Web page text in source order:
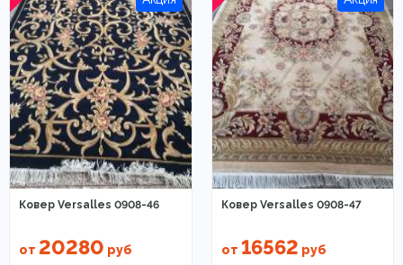
Ковер Versalles 0908-46
от 20280 руб
Ковер Versalles 0908-47
от 16562 руб